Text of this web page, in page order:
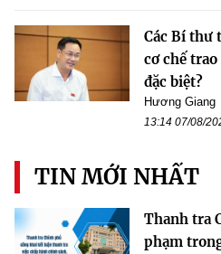
Các Bí thư
cơ chế
đặc biệt?
Hương Giang
13:14 07/08/
TIN MỚI NHẤT
Thanh tra
phạm